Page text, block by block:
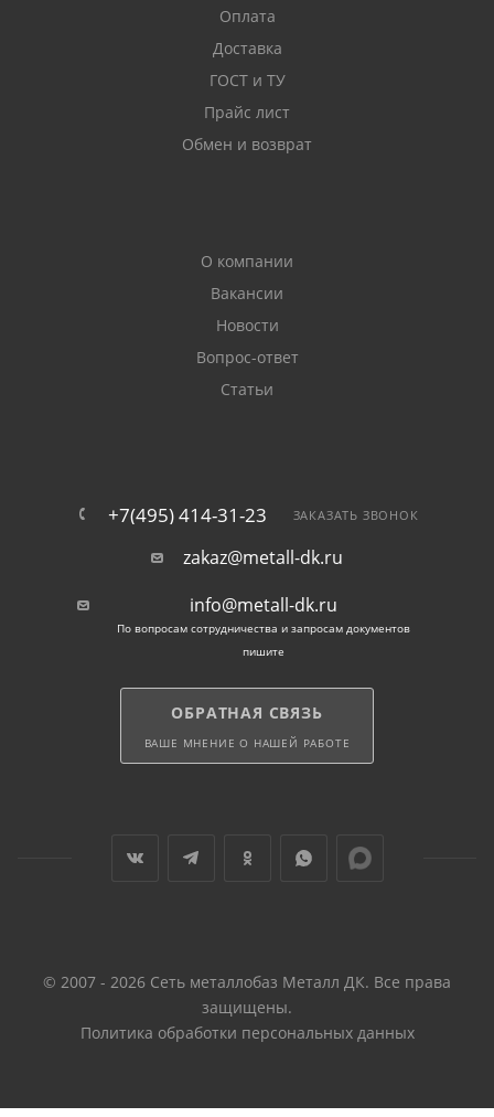
Оплата
Доставка
ГОСТ и ТУ
Прайс лист
Обмен и возврат
О компании
Вакансии
Новости
Вопрос-ответ
Статьи
+7(495) 414-31-23 ЗАКАЗАТЬ ЗВОНОК
zakaz@metall-dk.ru
info@metall-dk.ru
По вопросам сотрудничества и запросам документов
пишите
ОБРАТНАЯ СВЯЗЬ
ВАШЕ МНЕНИЕ О НАШЕЙ РАБОТЕ
© 2007 - 2026 Сеть металлобаз Металл ДК. Все права
защищены.
Политика обработки персональных данных